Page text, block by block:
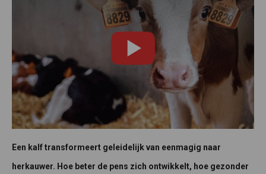
Een kalf transformeert geleidelijk van eenmagig naar
herkauwer. Hoe beter de pens zich ontwikkelt, hoe gezonder